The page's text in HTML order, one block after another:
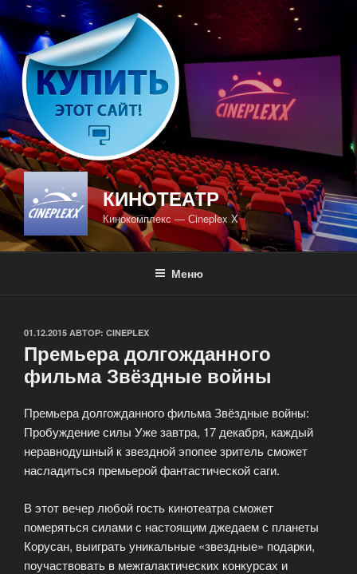
Перейти
к
содержимому
КИНОТЕАТР
Кинокомплекс — Сineplex X
Меню
ОПУБЛИКОВАНО
01.12.2015 АВТОР: CINEPLEX
Премьера долгожданного
фильма Звёздные войны
Премьера долгожданного фильма Звёздные войны:
Пробуждение силы Уже завтра, 17 декабря, каждый
неравнодушный к звездной эпопее зритель сможет
насладиться премьерой фантастической саги.
В этот вечер любой гость кинотеатра сможет
померяться силами с настоящим джедаем с планеты
Корусан, выиграть уникальные «звездные» подарки,
поучаствовать в межгалактических конкурсах и